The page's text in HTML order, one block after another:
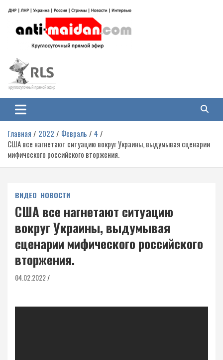
содержимому
Антимайдан: Гражданская война
на Украине
гражданской войне на Украине, включая события в Новороссии, ДНР,
ЛНР и других регионах.
Главная 2022 Февраль
4
США все нагнетают ситуацию вокруг Украины, выдумывая сценарии
мифического российского вторжения.
ВИДЕО НОВОСТИ
США все нагнетают ситуацию
вокруг Украины, выдумывая
сценарии мифического российского
вторжения.
04.02.2022